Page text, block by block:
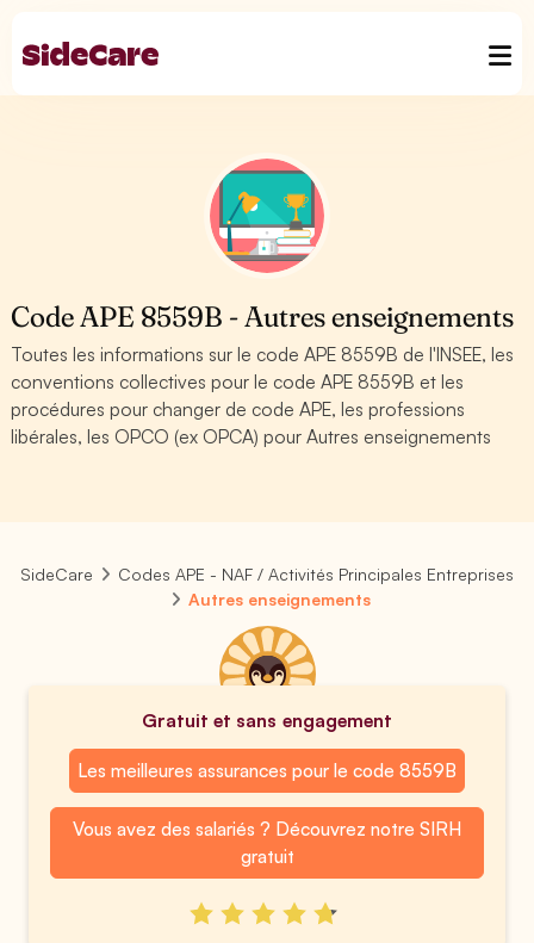
Code APE 8559B - Autres enseignements
Toutes les informations sur le code APE 8559B de l'INSEE, les
conventions collectives pour le code APE 8559B et les
procédures pour changer de code APE, les professions
libérales, les OPCO (ex OPCA) pour Autres enseignements
SideCare
Codes APE - NAF / Activités Principales Entreprises
Autres enseignements
Gratuit et sans engagement
Les meilleures assurances pour le code 8559B
Vous avez des salariés ? Découvrez notre SIRH
gratuit